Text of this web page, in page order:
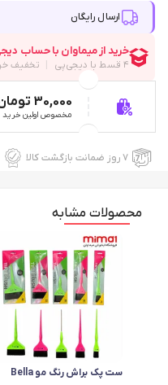
ارسال رایگان
30,000 تومان
مخصوص اولین خرید
۷ روز ضمانت بازگشت کالا
محصولات مشابه
ست پک براش رنگ مو Bella